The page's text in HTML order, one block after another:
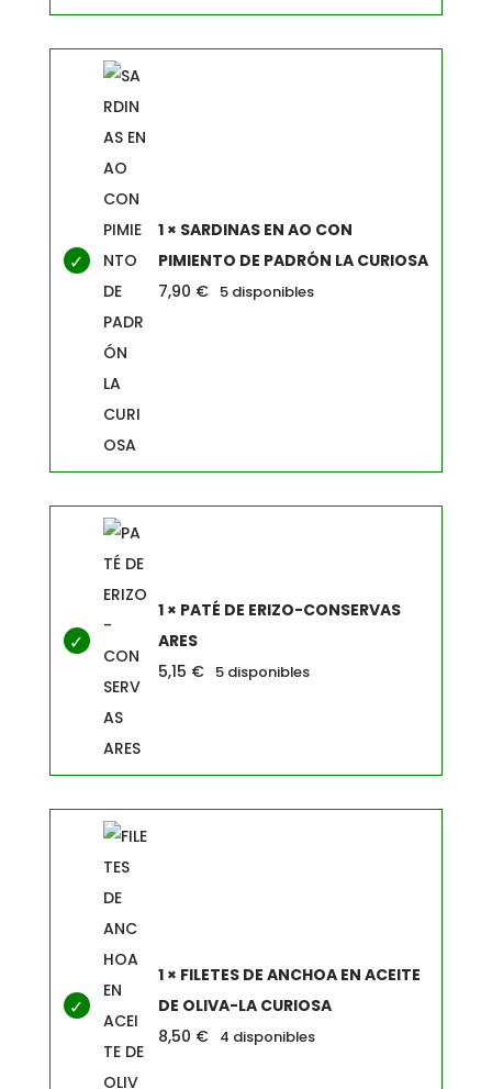
1 × SARDINAS EN AO CON
PIMIENTO DE PADRÓN LA CURIOSA
7,90 € 5 disponibles
1 × PATÉ DE ERIZO-CONSERVAS
ARES
5,15 € 5 disponibles
1 × FILETES DE ANCHOA EN ACEITE
DE OLIVA-LA CURIOSA
8,50 € 4 disponibles